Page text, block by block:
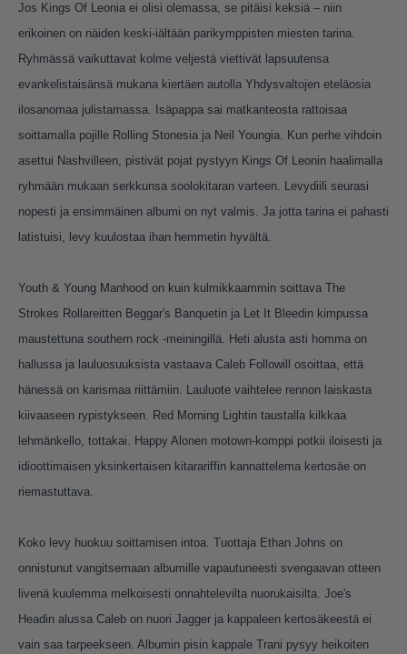
Jos Kings Of Leonia ei olisi olemassa, se pitäisi keksiä – niin
erikoinen on näiden keski-iältään parikymppisten miesten tarina.
Ryhmässä vaikuttavat kolme veljestä viettivät lapsuutensa
evankelistaisänsä mukana kiertäen autolla Yhdysvaltojen eteläosia
ilosanomaa julistamassa. Isäpappa sai matkanteosta rattoisaa
soittamalla pojille Rolling Stonesia ja Neil Youngia. Kun perhe vihdoin
asettui Nashvilleen, pistivät pojat pystyyn Kings Of Leonin haalimalla
ryhmään mukaan serkkunsa soolokitaran varteen. Levydiili seurasi
nopesti ja ensimmäinen albumi on nyt valmis. Ja jotta tarina ei pahasti
latistuisi, levy kuulostaa ihan hemmetin hyvältä.
Youth & Young Manhood on kuin kulmikkaammin soittava The
Strokes Rollareitten Beggar's Banquetin ja Let It Bleedin kimpussa
maustettuna southern rock -meiningillä. Heti alusta asti homma on
hallussa ja lauluosuuksista vastaava Caleb Followill osoittaa, että
hänessä on karismaa riittämiin. Lauluote vaihtelee rennon laiskasta
kiivaaseen rypistykseen. Red Morning Lightin taustalla kilkkaa
lehmänkello, tottakai. Happy Alonen motown-komppi potkii iloisesti ja
idioottimaisen yksinkertaisen kitarariffin kannattelema kertosäe on
riemastuttava.
Koko levy huokuu soittamisen intoa. Tuottaja Ethan Johns on
onnistunut vangitsemaan albumille vapautuneesti svengaavan otteen
livenä kuulemma melkoisesti onnahtelevilta nuorukaisilta. Joe's
Headin alussa Caleb on nuori Jagger ja kappaleen kertosäkeestä ei
vain saa tarpeekseen. Albumin pisin kappale Trani pysyy heikoiten